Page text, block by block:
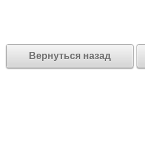
Вернуться назад